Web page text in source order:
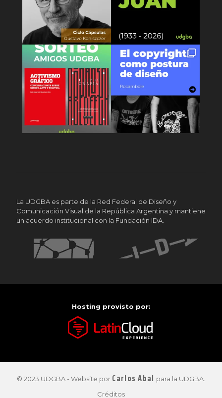
La UDGBA es parte de la Red Federal de Diseño y
Comunicación Visual de la República Argentina y mantiene
un acuerdo institucional con la Fundación IDA.
Hosting provisto por:
© 2023 UDGBA - Website por Carlos Abal para la UDGBA.
Créditos